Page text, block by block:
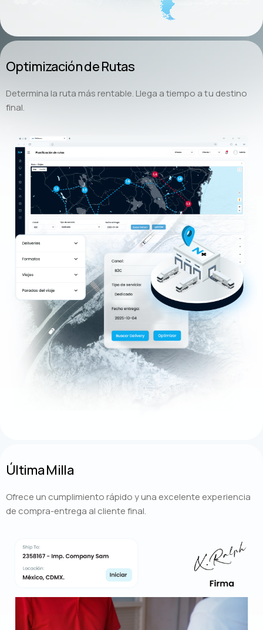
Optimización de Rutas
Determina la ruta más rentable. Llega a tiempo a tu destino
final.
Última Milla
Ofrece un cumplimiento rápido y una excelente experiencia
de compra-entrega al cliente final.